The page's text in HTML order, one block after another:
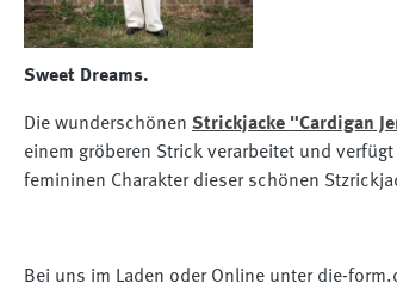
Sweet Dreams.
Die wunderschönen Strickjacke "Cardigan
einem gröberen Strick verarbeitet und
femininen Charakter dieser schönen
Bei uns im Laden oder Online unter die-